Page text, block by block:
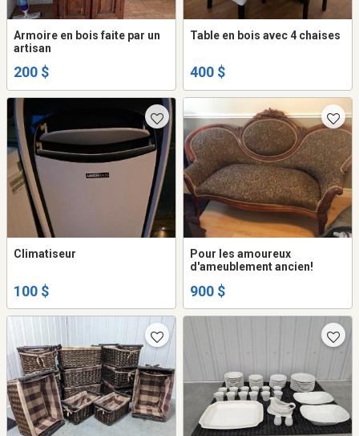
Armoire en bois faite par un
artisan
200 $
Table en bois avec 4 chaises
400 $
Climatiseur
100 $
Pour les amoureux
d'ameublement ancien!
900 $